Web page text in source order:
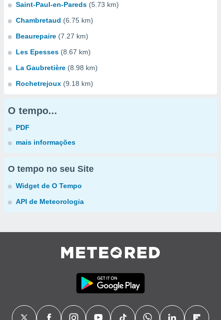
Saint-Paul-en-Pareds (5.73 km)
Chambretaud (6.75 km)
Beaurepaire (7.27 km)
Les Epesses (8.67 km)
La Gaubretière (8.98 km)
Rochetrejoux (9.18 km)
O tempo...
PDF
mais informações
O tempo no seu Site
Widget de O Tempo
API de Meteorologia